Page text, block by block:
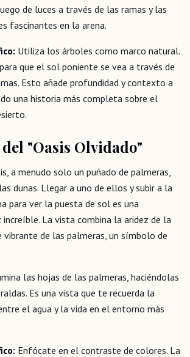
de luces a través de las ramas y las
fascinantes en la arena.
Utiliza los árboles como marco natural.
que el sol poniente se vea a través de
Esto añade profundidad y contexto a
una historia más completa sobre el
"Oasis Olvidado"
a menudo solo un puñado de palmeras,
dunas. Llegar a uno de ellos y subir a la
para ver la puesta de sol es una
increíble. La vista combina la aridez de la
vibrante de las palmeras, un símbolo de
las hojas de las palmeras, haciéndolas
Es una vista que te recuerda la
el agua y la vida en el entorno más
Enfócate en el contraste de colores. La